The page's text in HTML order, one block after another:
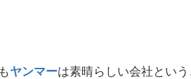
ヤンマーは素晴らしい会社という